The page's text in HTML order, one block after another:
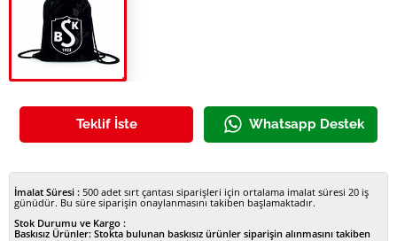
İpli Büzgülü Cepli Çanta Siyah
Teklif İste Whatsapp Destek
İmalat Süresi : 500 adet sırt çantası siparişleri için ortalama imalat süresi 20 iş
günüdür. Bu süre siparişin onaylanmasını takiben başlamaktadır.
Stok Durumu ve Kargo :
Baskısız Ürünler: Stokta bulunan baskısız ürünler siparişin alınmasını takiben